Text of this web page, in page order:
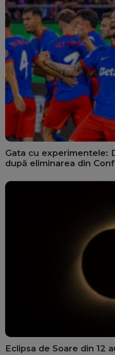
Gata cu experimentele:
după eliminarea din
Eclipsa de Soare din 12